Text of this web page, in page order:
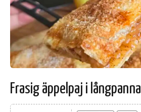
Frasig äppelpaj i långpanna